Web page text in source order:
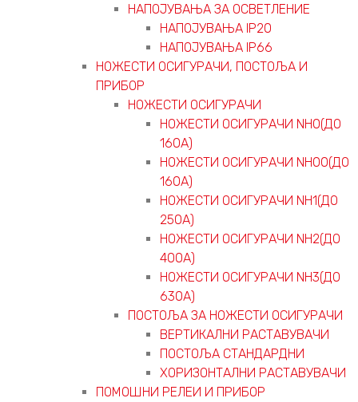
НАПОЈУВАЊА ЗА ОСВЕТЛЕНИЕ
НАПОЈУВАЊА IP20
НАПОЈУВАЊА IP66
НОЖЕСТИ ОСИГУРАЧИ, ПОСТОЉА И
ПРИБОР
НОЖЕСТИ ОСИГУРАЧИ
НОЖЕСТИ ОСИГУРАЧИ NH0(ДО
160А)
НОЖЕСТИ ОСИГУРАЧИ NH00(ДО
160А)
НОЖЕСТИ ОСИГУРАЧИ NH1(ДО
250А)
НОЖЕСТИ ОСИГУРАЧИ NH2(ДО
400А)
НОЖЕСТИ ОСИГУРАЧИ NH3(ДО
630А)
ПОСТОЉА ЗА НОЖЕСТИ ОСИГУРАЧИ
ВЕРТИКАЛНИ РАСТАВУВАЧИ
ПОСТОЉА СТАНДАРДНИ
ХОРИЗОНТАЛНИ РАСТАВУВАЧИ
ПОМОШНИ РЕЛЕИ И ПРИБОР